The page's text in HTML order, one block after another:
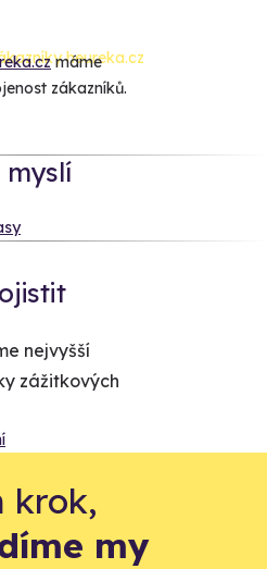
máme
zákazníků.
myslí
nejvyšší
zážitkových
krok,
my